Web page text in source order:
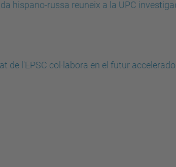
hispano-russa reuneix a la UPC
de l'EPSC col·labora en el futur